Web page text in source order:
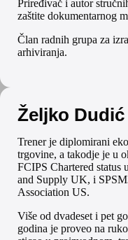
Priređivač i autor
zaštite dokumentarnog
Član radnih grupa za
arhiviranja.
Željko Dudić
Trener je diplomirani
trgovine, a takodje je u
FCIPS Chartered status
and Supply UK, i
Association US.
Više od dvadeset i pet
godina je proveo na